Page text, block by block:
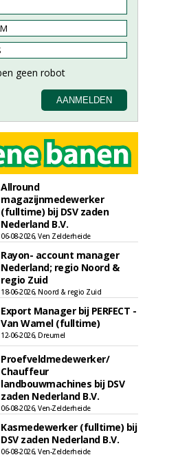
Allround
magazijnmedewerker
(fulltime) bij DSV zaden
Nederland B.V.
06-08-2026, Ven Zelderheide
Rayon- account manager
Nederland; regio Noord &
regio Zuid
18-06-2026, Noord & regio Zuid
Export Manager bij PERFECT -
Van Wamel (fulltime)
12-06-2026, Dreumel
Proefveldmedewerker/
Chauffeur
landbouwmachines bij DSV
zaden Nederland B.V.
06-08-2026, Ven-Zelderheide
Kasmedewerker (fulltime) bij
DSV zaden Nederland B.V.
06-08-2026, Ven-Zelderheide